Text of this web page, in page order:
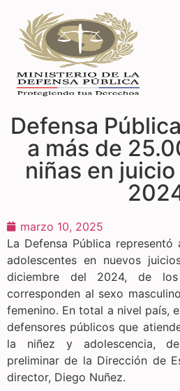
Defensa
a más de
niñas en
marzo 10, 2025
La Defensa Pública
adolescentes en nuevos
diciembre del 2024, de los
corresponden al sexo
femenino. En total a nivel país,
defensores públicos que
la niñez y adolescencia,
preliminar de la Dirección de
director, Diego Nuñez.